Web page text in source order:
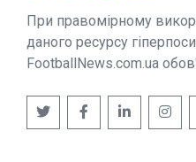
При правомірному
даного ресурсу
FootballNews.com.ua